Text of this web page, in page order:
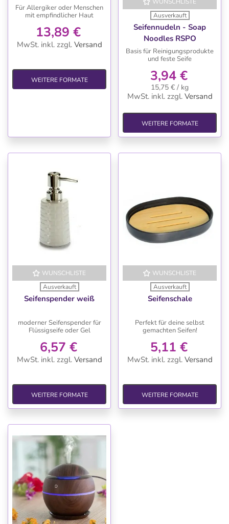
die Waschmaschine, 2 L
für Allergiker
Für Allergiker oder Menschen
mit empfindlicher Haut
13,89 €
MwSt. inkl. zzgl. Versand
WEITERE FORMATE
WUNSCHLISTE
Ausverkauft
Seifennudeln - Soap
Noodles RSPO
Basis für Reinigungsprodukte
und feste Seife
3,94 €
15,75 € / kg
MwSt. inkl. zzgl. Versand
WEITERE FORMATE
WUNSCHLISTE
Ausverkauft
Seifenspender weiß
moderner Seifenspender für
Flüssigseife oder Gel
6,57 €
MwSt. inkl. zzgl. Versand
WEITERE FORMATE
WUNSCHLISTE
Ausverkauft
Seifenschale
Perfekt für deine selbst
gemachten Seifen!
5,11 €
MwSt. inkl. zzgl. Versand
WEITERE FORMATE